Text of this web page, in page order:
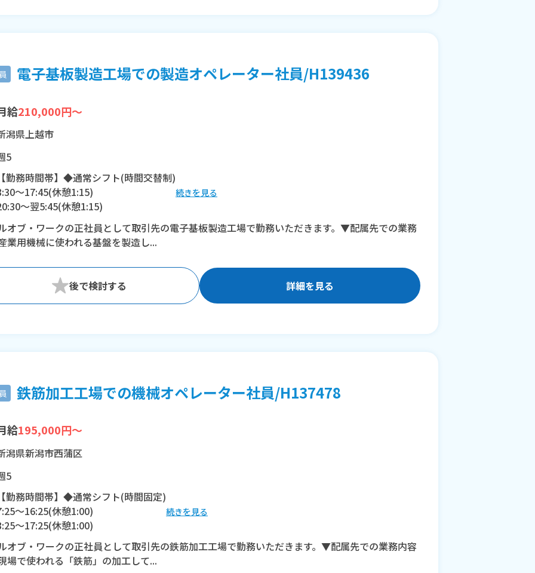
電子基板製造工場での製造オペレーター社員/H139436
給210,000円～
潟県上越市
5
勤務時間帯】◆通常シフト(時間交替制)
〜17:45(休憩1:15)
〜翌5:45(休憩1:15)
業：30〜40時間程度/月
続きを見る
オブ・ワークの正社員として取引先の電子基板製造工場で勤務いただきます。▼配属先での業務
業用機械に使われる基盤を製造し...
詳細を見る
鉄筋加工工場での機械オペレーター社員/H137478
給195,000円～
潟県新潟市西蒲区
5
勤務時間帯】◆通常シフト(時間固定)
〜16:25(休憩1:00)
〜17:25(休憩1:00)
業：0〜10時間程度/月
続きを見る
オブ・ワークの正社員として取引先の鉄筋加工工場で勤務いただきます。▼配属先での業務内容
場で使われる「鉄筋」の加工して...